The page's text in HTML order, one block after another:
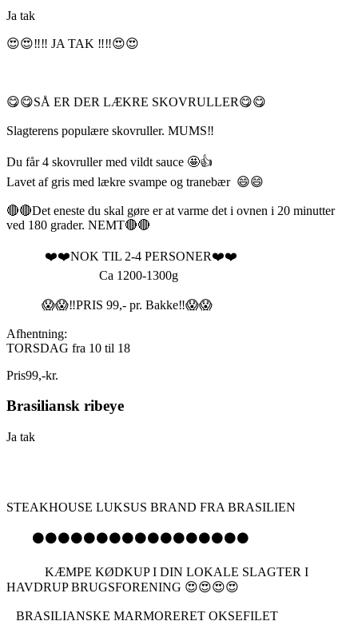
Ja tak
😍😍‼️‼️ JA TAK ‼️‼️😍😍
😋😋SÅ ER DER LÆKRE SKOVRULLER😋😋
Slagterens populære skovruller. MUMS‼️
Du får 4 skovruller med vildt sauce 🤩👍
Lavet af gris med lækre svampe og tranebær 😄😄
🔴🔴Det eneste du skal gøre er at varme det i ovnen i 20 minutter
ved 180 grader. NEMT🔴🔴
❤️❤️NOK TIL 2-4 PERSONER❤️❤️
Ca 1200-1300g
😱😱‼️PRIS 99,- pr. Bakke‼️😱😱
Afhentning:
TORSDAG fra 10 til 18
Pris99,-kr.
Brasiliansk ribeye
Ja tak
STEAKHOUSE LUKSUS BRAND FRA BRASILIEN
⚫️⚫️⚫️⚫️⚫️⚫️⚫️⚫️⚫️⚫️⚫️⚫️⚫️⚫️⚫️⚫️⚫️
KÆMPE KØDKUP I DIN LOKALE SLAGTER I
HAVDRUP BRUGSFORENING 😍😍😍😍
BRASILIANSKE MARMORERET OKSEFILET